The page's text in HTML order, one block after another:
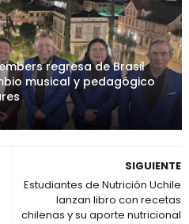
regresa de Brasil
musical y pedagógico
SIGUIENTE
Estudiantes de Nutrición Uchile
lanzan libro con recetas
chilenas y su aporte nutricional